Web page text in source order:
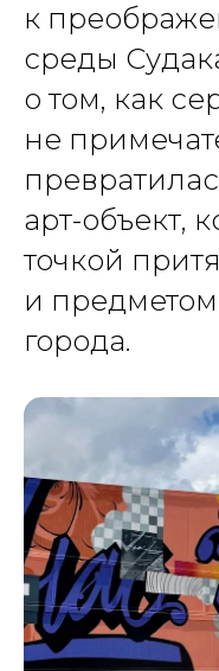
к
среды
о том, как
не
арт-объект,
точкой
и
города.